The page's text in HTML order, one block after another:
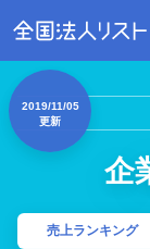
企
2019/11/05
更新
売上ランキング